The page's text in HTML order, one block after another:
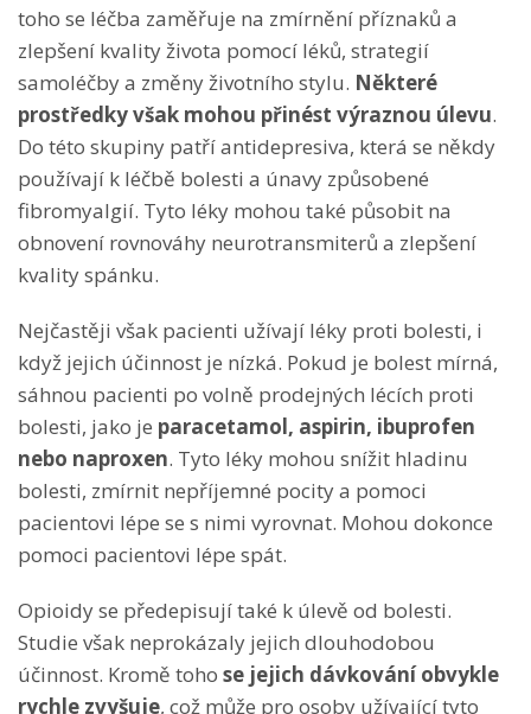
toho se léčba zaměřuje na zmírnění příznaků a
zlepšení kvality života pomocí léků, strategií
samoléčby a změny životního stylu. Některé
prostředky však mohou přinést výraznou úlevu.
Do této skupiny patří antidepresiva, která se někdy
používají k léčbě bolesti a únavy způsobené
fibromyalgií. Tyto léky mohou také působit na
obnovení rovnováhy neurotransmiterů a zlepšení
kvality spánku.
Nejčastěji však pacienti užívají léky proti bolesti, i
když jejich účinnost je nízká. Pokud je bolest mírná,
sáhnou pacienti po volně prodejných lécích proti
bolesti, jako je paracetamol, aspirin, ibuprofen
nebo naproxen. Tyto léky mohou snížit hladinu
bolesti, zmírnit nepříjemné pocity a pomoci
pacientovi lépe se s nimi vyrovnat. Mohou dokonce
pomoci pacientovi lépe spát.
Opioidy se předepisují také k úlevě od bolesti.
Studie však neprokázaly jejich dlouhodobou
účinnost. Kromě toho se jejich dávkování obvykle
rychle zvyšuje, což může pro osoby užívající tyto